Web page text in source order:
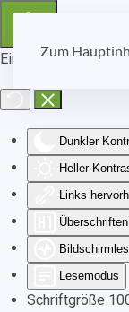
Eingabehilfen öffnen
Dunkler
Heller
Links
Lesemodus
Schriftgröße
Zum